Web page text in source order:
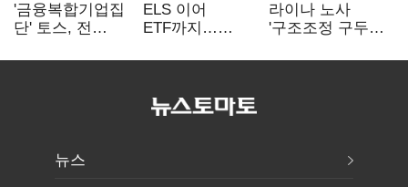
'금융복합기업집
단' 토스, 전
표준화
ELS 이어
ETF까지…
제동 걸린 은행
라이나 노사
'구조조정 구두
뉴스